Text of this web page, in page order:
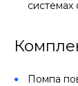
системах
Помпа